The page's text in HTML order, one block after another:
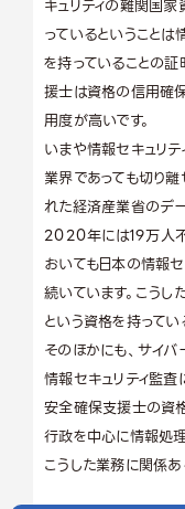
キュリティの難関国
っているということ
を持っていることの
援士は資格の信用確
用度が高いです。
いまや情報セキュリ
業界であっても切り
れた経済産業省のデ
2020年には19万人不
おいても日本の情報
続いています。こう
という資格を持ってい
そのほかにも、サイ
情報セキュリティ監
安全確保支援士の資
行政を中心に情報処
こうした業務に関係